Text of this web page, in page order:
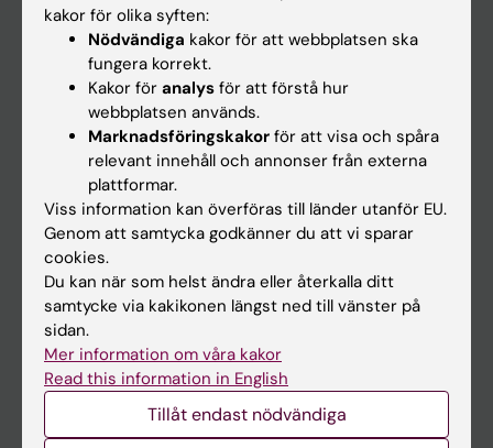
Huvudmeny
Utbildning
Forskarutbildning
Forskning
På gång
Nyheter
Kalender
Student
Ladok
kakor för olika syften:
Nödvändiga kakor för att webbplatsen ska
fungera korrekt.
Kakor för analys för att förstå hur
webbplatsen används.
Marknadsföringskakor för att visa och spåra
relevant innehåll och annonser från externa
plattformar.
Viss information kan överföras till länder utanför EU.
Genom att samtycka godkänner du att vi sparar
cookies.
Du kan när som helst ändra eller återkalla ditt
samtycke via kakikonen längst ned till vänster på
sidan.
Mer information om våra kakor
Read this information in English
Tillåt endast nödvändiga